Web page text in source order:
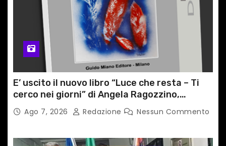
E’ uscito il nuovo libro “Luce che resta – Ti
cerco nei giorni” di Angela Ragozzino,
medico primario di Capua
Ago 7, 2026 Redazione Nessun Commento